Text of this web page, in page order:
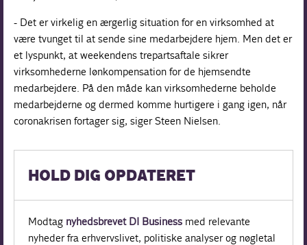
- Det er virkelig en ærgerlig situation for en virksomhed at
være tvunget til at sende sine medarbejdere hjem. Men det er
et lyspunkt, at weekendens trepartsaftale sikrer
virksomhederne lønkompensation for de hjemsendte
medarbejdere. På den måde kan virksomhederne beholde
medarbejderne og dermed komme hurtigere i gang igen, når
coronakrisen fortager sig, siger Steen Nielsen.
HOLD DIG OPDATERET
Modtag nyhedsbrevet DI Business med relevante
nyheder fra erhvervslivet, politiske analyser og nøgletal